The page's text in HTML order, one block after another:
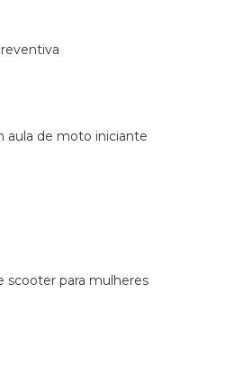
aula de moto iniciante
scooter para mulheres